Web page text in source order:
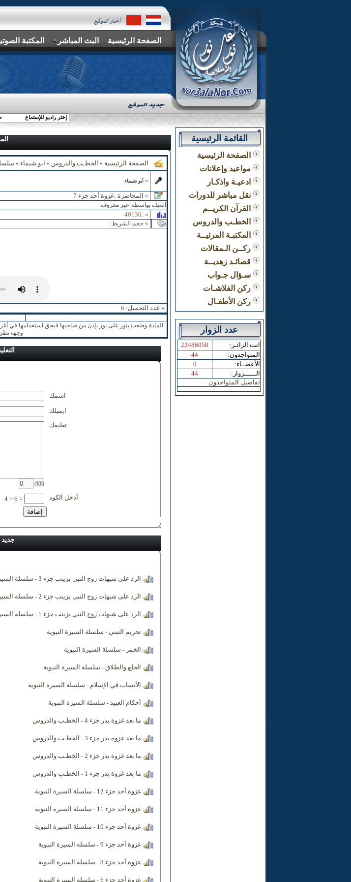
المكتبة البث المباشر الصفحة الرئيسية
الصفحة الرئيسية » الخطـب والدروس » ابو شيماء »
» أبو شيماء
»
المحاضرة :غزوة أحد جزء 7
اضيف بواسطة: غير معروف
»
:
40130
» حجم الشريط:
»عدد التحميل: 6
المادة وضعت بنور على نور بإذن من صاحبها فيحق استخدامها في
وجهة
اسمك
ايميلك
/900
تعليقك
4 + 6 = أدخل الكود
الرد على شبهات زوج النبي بزينب جزء 3 - سلسلة
الرد على شبهات زوج النبي بزينب جزء 2 - سلسلة
الرد على شبهات زوج النبي بزينب جزء 1 - سلسلة
تحريم التبني- سلسلة السيرة النبوية
الخمر - سلسلة السيرة النبوية
الخلع والطلاق- سلسلة السيرة النبوية
الأنساب في الإسلام - سلسلة السيرة النبوية
أحكام العبيد- سلسلة السيرة النبوية
ما بعد غزوة بدر جزء 4 - الخطـب والدروس
ما بعد غزوة بدر جزء 3 - الخطـب والدروس
ما بعد غزوة بدر جزء 2 - الخطـب والدروس
ما بعد غزوة بدر جزء 1 - الخطـب والدروس
غزوة أحد جزء 12 - سلسلة السيرة النبوية
غزوة أحد جزء 11 - سلسلة السيرة النبوية
غزوة أحد جزء 10 - سلسلة السيرة النبوية
غزوة أحد جزء 9 - سلسلة السيرة النبوية
غزوة أحد جزء 8 - سلسلة السيرة النبوية
غزوة أحد جزء 6 - سلسلة السيرة النبوية
القائمة الرئيسية
الصفحة الرئيسية
مواعيد وإعلانات
ادعيـة واذكـار
نقل مباشر للدورات
القرآن الكريــم
الخطـب والدروس
المكتبـة المرئيــة
ركــن الـمقالات
قصائـد زهديــة
سـؤال جـواب
ركن الفلاشـات
ركن الأطفـال
عدد الزوار
22486058
:انت الزائـر
44
:المتواجدون
0
:الأعضــاء
44
:الــــــزوار
تفاصيل المتواجدون